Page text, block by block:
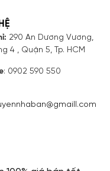
290 An Dương Vương,
4 , Quận 5, Tp. HCM
: 0902 590 550